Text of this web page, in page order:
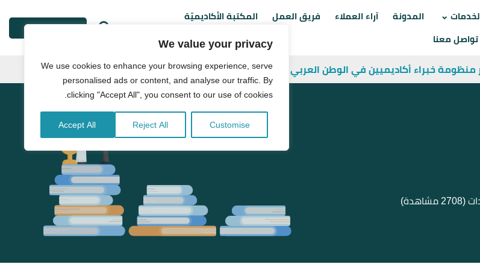
We value your privacy
We use cookies to enhance your browsing experience, serve
personalised ads or content, and analyse our traffic. By
clicking "Accept All", you consent to our use of cookies.
Customise
Reject All
Accept All
المدونة آراء العملاء فريق العمل المكتبة الأكاديميّة
تواصل معنا
طلب خدمة
منظومة خبراء أكاديميين في الوطن العربي
(2708 مشاهدة)